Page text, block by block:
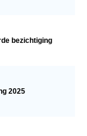
bezichtiging
2025